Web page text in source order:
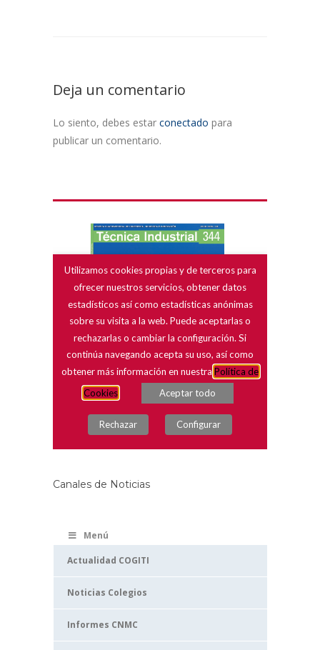
Deja un comentario
Lo siento, debes estar conectado para
publicar un comentario.
Canales de Noticias
Menú
Actualidad COGITI
Noticias Colegios
Informes CNMC